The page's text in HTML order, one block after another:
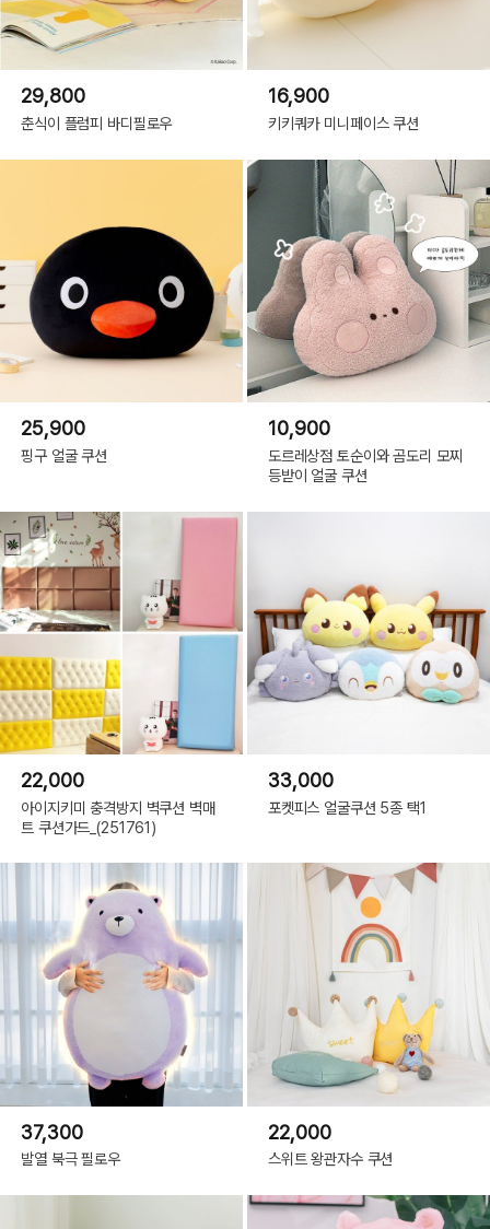
29,800
춘식이 플럼피 바디필로우
16,900
키키쿼카 미니페이스 쿠션
25,900
핑구 얼굴 쿠션
10,900
도르레상점 토순이와 곰도리 모찌
등받이 얼굴 쿠션
22,000
아이지키미 충격방지 벽쿠션 벽매
트 쿠션가드_(251761)
33,000
포켓피스 얼굴쿠션 5종 택1
37,300
발열 북극 필로우
22,000
스위트 왕관자수 쿠션